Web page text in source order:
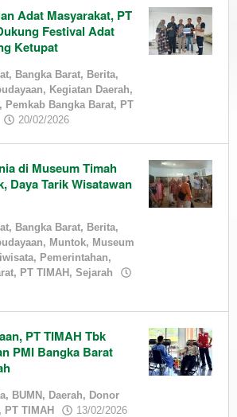
Adat Masyarakat, PT
Festival Adat
Ketupat
, Bangka Barat, Berita,
, Kegiatan Daerah,
, Pemkab Bangka Barat, PT
20/02/2026
di Museum Timah
Daya Tarik Wisatawan
, Bangka Barat, Berita,
, Muntok, Museum
, Pemerintahan,
, PT TIMAH , Sejarah
PT TIMAH Tbk
PMI Bangka Barat
, BUMN , Daerah, Donor
, PT TIMAH 13/02/2026